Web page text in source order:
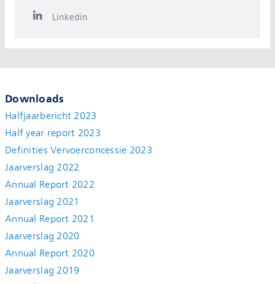
Linkedin
Downloads
Halfjaarbericht 2023
Half year report 2023
Definities Vervoerconcessie 2023
Jaarverslag 2022
Annual Report 2022
Jaarverslag 2021
Annual Report 2021
Jaarverslag 2020
Annual Report 2020
Jaarverslag 2019